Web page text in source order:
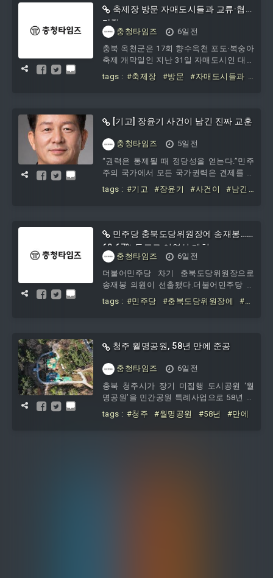
집계됐다.전월 대비로는 9.2% 증가했는데,
이는 대전, 세종, 충남 등 충청권 4개 시도
중 가장 높은 증가율이다.업종별로는 반도
체를 포함한 전자부품·컴퓨터·영상음향통
신이 66.8% 급증했다. 전기장비, 전기·가스
·증기 및 공기조
축제장 방문 자매도시들과 교류·협력
다짐
충청타임즈
6일전
충북 옥천군은 17회 향수옥천 포도·복숭아
축제 개막일인 지난 31일 자매도시인 대전
광역시 동구, 경기 부천시, 부산광역시 동
래구 대표단 등을 초청해 만찬을 갖고 우
계자, 자매도시 대표단 등 24명이 참석해
농특산물 등 다양한 분야의 협력 확대 방
안을 논의했다. 이 자리에서 부천시 충청
향우회가 옥천 발전을 응원하는 마음을 담
아 고향사랑기부금 100만원을 기탁하기도
했다.황규철 군수는 “옥천의 대표 축제인
tags : #축제장 #방문
#자매도시들과
[기고] 장윤기 사건이 남긴 진짜 교훈
충청타임즈
5일전
“권력은 통제될 때 정당성을 얻는다.”민주
주의 국가에서 모든 국가권력은 견제를 전
제로 한다. 국회는 국민의 통제를 받고, 정
부는 국회의 감시를 받으며, 법원 역시 헌
수사를 하고, 체포와 압수수색을 집행하는
막강한 권한을 가진 만큼 더욱 강한 통제
를 받아야 한다.장윤기 사건은 바로 이 가
장 기본적인 원칙을 다시 생각하게 만든
사건이었다.많은 사람들은 이번 사건을 보
며 “경찰에게 너무 많은 수사권을 준 것이
아니냐”고 말한다. 일부에서는 이를 계기
tags : #기고 #장윤기 #사건이
#남긴
민주당 충북도당위원장에 송재봉…
60.67% 득표로 이영신 제쳐
충청타임즈
6일전
더불어민주당 차기 충북도당위원장으로
송재봉 의원이 선출됐다.더불어민주당 충
북도당은 1일 청주 CJB미디어센터에서 정
기당원대회를 열어 송 의원의 당선을 확정
어 3922표를 획득한 이영신 전 청주시의원
년간 충북도당을 이끌며 당 조직 운영과
총선 준비, 당정 협력 강화 등을 총괄하게
된다.송 위원장은 “무거운 책임감을 느낀
다”며 “지역 국회의원과 지역위원장, 당원
들과 뭉쳐
tags : #민주당 #충북도당위원장에
#송
청주 월명공원, 58년 만에 준공
충청타임즈
6일전
충북 청주시가 장기 미집행 도시공원 ‘월
명공원’을 민간공원 특례사업으로 58년 만
에 준공했다.월명공원은 1967년 도시계획
시설로 지정됐지만, 토지 보상비와 공원
tags : #청주 #월명공원 #58년 #만에